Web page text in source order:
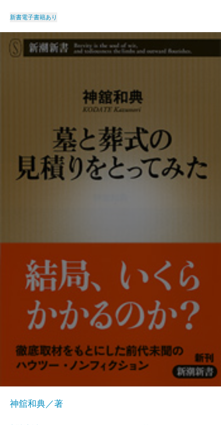
新書電子書籍あり
神舘和典／著